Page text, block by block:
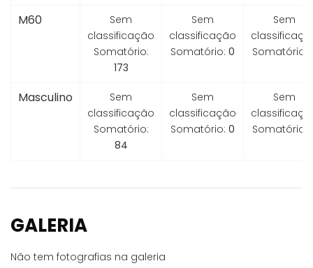
M60
Sem
classificação
Somatório:
173
Sem
classificação
Somatório: 0
Sem
Somatório:
Masculino
Sem
classificação
Somatório:
84
Sem
classificação
Somatório: 0
Sem
Somatório:
GALERIA
Não tem fotografias na galeria